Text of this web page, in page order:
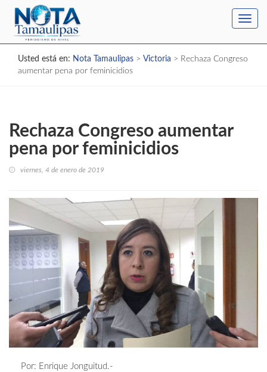
Usted está en: Nota Tamaulipas > Victoria > Rechaza Congreso
aumentar pena por feminicidios
Rechaza Congreso aumentar
pena por feminicidios
viernes, 4 de enero de 2019
Por: Enrique Jonguitud.-